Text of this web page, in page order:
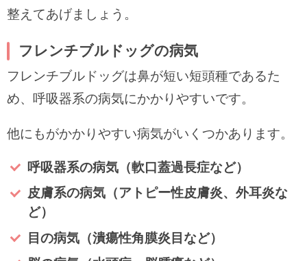
整えてあげましょう。
フレンチブルドッグの病気
フレンチブルドッグは鼻が短い短頭種であるた
め、呼吸器系の病気にかかりやすいです。
他にもがかかりやすい病気がいくつかあります。
呼吸器系の病気（軟口蓋過長症など）
皮膚系の病気（アトピー性皮膚炎、外耳炎な
ど）
目の病気（潰瘍性角膜炎目など）